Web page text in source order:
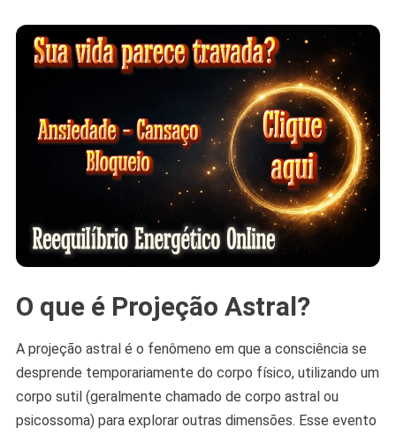
O que é Projeção Astral?
A projeção astral é o fenômeno em que a consciência se
desprende temporariamente do corpo físico, utilizando um
corpo sutil (geralmente chamado de corpo astral ou
psicossoma) para explorar outras dimensões. Esse evento